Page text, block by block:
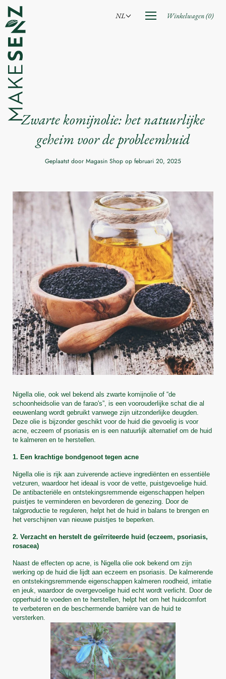
naar
inhoud
NL
Open Winkelwagen(0)
Zwarte komijnolie: het natuurlijke
geheim voor de probleemhuid
Geplaatst door Magasin Shop op februari 20, 2025
Nigella olie, ook wel bekend als zwarte komijnolie of “de
schoonheidsolie van de farao's”, is een voorouderlijke schat die al
eeuwenlang wordt gebruikt vanwege zijn uitzonderlijke deugden.
Deze olie is bijzonder geschikt voor de huid die gevoelig is voor
acne, eczeem of psoriasis en is een natuurlijk alternatief om de huid
te kalmeren en te herstellen.
1. Een krachtige bondgenoot tegen acne
Nigella olie is rijk aan zuiverende actieve ingrediënten en essentiële
vetzuren, waardoor het ideaal is voor de vette, puistgevoelige huid.
De antibacteriële en ontstekingsremmende eigenschappen helpen
puistjes te verminderen en bevorderen de genezing. Door de
talgproductie te reguleren, helpt het de huid in balans te brengen en
het verschijnen van nieuwe puistjes te beperken.
2. Verzacht en herstelt de geïrriteerde huid (eczeem, psoriasis,
rosacea)
Naast de effecten op acne, is Nigella olie ook bekend om zijn
werking op de huid die lijdt aan eczeem en psoriasis. De kalmerende
en ontstekingsremmende eigenschappen kalmeren roodheid, irritatie
en jeuk, waardoor de overgevoelige huid echt wordt verlicht. Door de
opperhuid te voeden en te herstellen, helpt het om het huidcomfort
te verbeteren en de beschermende barrière van de huid te
versterken.